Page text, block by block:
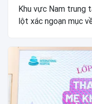
Khu vực Nam trung
lột xác ngoạn mục